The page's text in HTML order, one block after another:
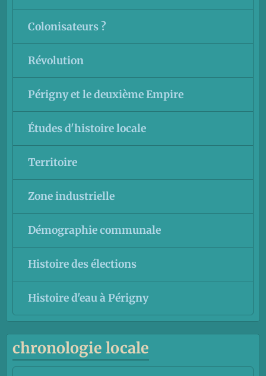
Colonisateurs ?
Révolution
Périgny et le deuxième Empire
Études d'histoire locale
Territoire
Zone industrielle
Démographie communale
Histoire des élections
Histoire d'eau à Périgny
chronologie locale